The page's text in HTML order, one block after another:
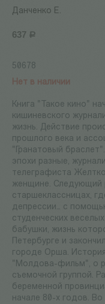
Данченко Е.
637 Р
50678
Нет в наличии
Книга "Такое кино"
кишиневского
жизнь. Действие
прошлого века и
"Гранатовый
эпохи разные,
телеграфиста
женщине. Следующий
старшеклассницах,
депрессии… с
студенческих
бабушки, жизнь
Петербурге и
городе Орша.
"Молдова-фильм", о
съемочной группой.
беременной
начале 80-х годов.